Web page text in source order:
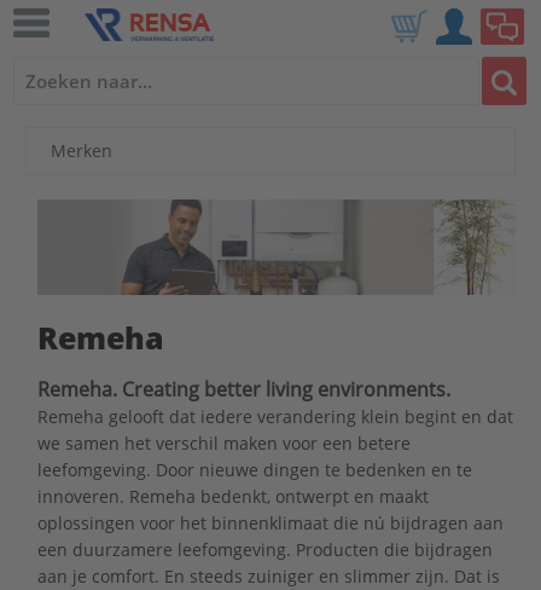
Merken
Remeha
Remeha. Creating better living environments.
Remeha gelooft dat iedere verandering klein begint en dat
we samen het verschil maken voor een betere
leefomgeving. Door nieuwe dingen te bedenken en te
innoveren. Remeha bedenkt, ontwerpt en maakt
oplossingen voor het binnenklimaat die nú bijdragen aan
een duurzamere leefomgeving. Producten die bijdragen
aan je comfort. En steeds zuiniger en slimmer zijn. Dat is